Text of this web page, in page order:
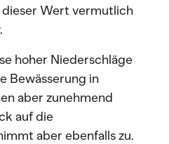
Wert vermutlich
hoher Niederschläge
Bewässerung in
aber zunehmend
auf die
aber ebenfalls zu.